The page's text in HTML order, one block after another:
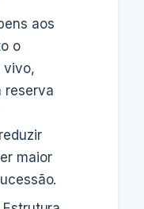
aos
o
vivo,
reserva
maior